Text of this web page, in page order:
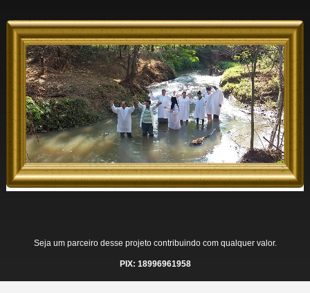
Seja um parceiro desse projeto contribuindo com qualquer valor.
PIX: 18996961958